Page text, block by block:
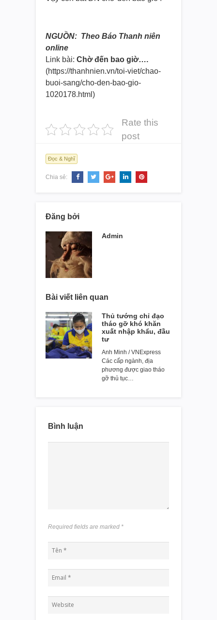
NGUỒN: Theo Báo Thanh niên
online
Link bài: Chờ đến bao giờ….
(https://thanhnien.vn/toi-viet/chao-
buoi-sang/cho-den-bao-gio-
1020178.html)
Rate this
post
Đọc & Nghĩ
Chia sẻ:
Đăng bởi
Admin
Bài viết liên quan
Thủ tướng chỉ đạo
tháo gỡ khó khăn
xuất nhập khẩu, đầu
tư
Anh Minh / VNExpress
Các cấp ngành, địa
phương được giao tháo
gỡ thủ tục…
Bình luận
Required fields are marked *